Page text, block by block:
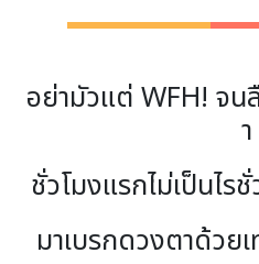
อย่ามัวแต่ WFH! จน
า
ชั่วโมงแรกไม่เป็นไรชั่
มาเบรกดวงตาด้วย